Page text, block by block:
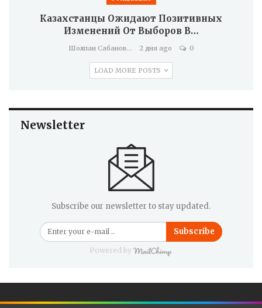
Казахстанцы Ожидают Позитивных
Изменений От Выборов В…
Шолпан Сабанова 2 дня ago 0
LOAD MORE POSTS
Newsletter
Subscribe our newsletter to stay updated.
Subscribe
Powered by